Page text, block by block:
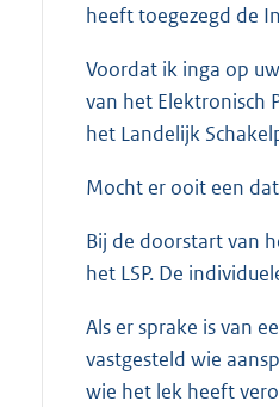
heeft toegezegd de
Voordat ik inga op
van het Elektronisch
het Landelijk
Mocht er ooit een
Bij de doorstart van
het LSP. De
Als er sprake is van
vastgesteld wie
wie het lek heeft